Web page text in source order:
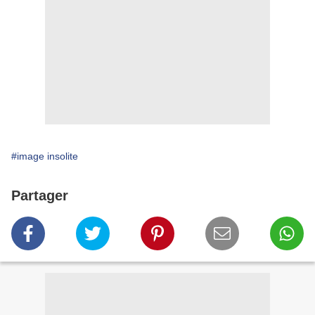
#image insolite
Partager